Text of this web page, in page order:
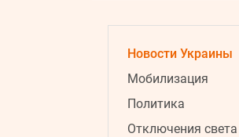
Новости Украины
Мобилизация
Политика
Отключения света